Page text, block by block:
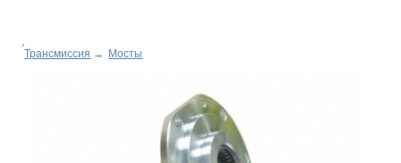
Трансмиссия → Мосты